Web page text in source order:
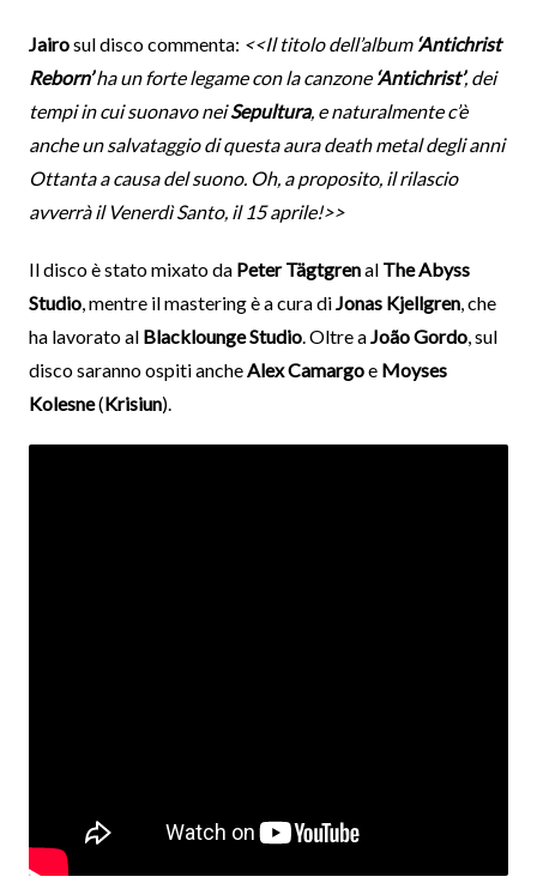
Jairosul disco commenta: <<Il titolo dell’album‘Antichrist
Reborn’ha un forte legame con la canzone ‘Antichrist’, dei
tempi in cui suonavo neiSepultura, e naturalmente c’è
anche un salvataggio di questa aura death metal degli anni
Ottanta a causa del suono. Oh, a proposito, il rilascio
avverrà il Venerdì Santo, il 15 aprile!>>
Il disco è stato mixato da Peter Tägtgrenal The Abyss
Studio, mentre il mastering è a cura diJonas Kjellgren, che
ha lavorato al Blacklounge Studio. Oltre aJoão Gordo, sul
disco saranno ospiti ancheAlex Camargoe Moyses
Kolesne(Krisiun).